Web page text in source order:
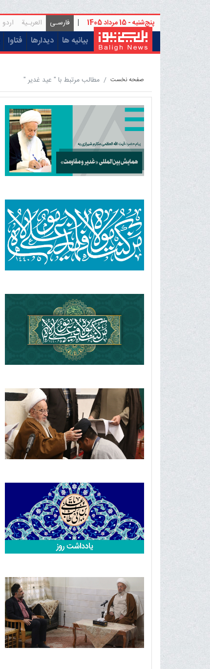
پنج‌شنبه - 15 مرداد 1405 | فارسـی العربـیة اردو
بیانیه ها دیدارها فتاوا
صفحه نخست مطالب مرتبط با " عید غدیر "